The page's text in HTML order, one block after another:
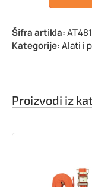
Šifra artikla:
Kategorije:Alati i
Proizvodi iz